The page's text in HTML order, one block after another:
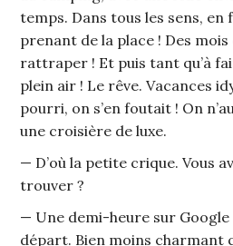
temps. Dans tous les sens, en
prenant de la place ! Des
rattraper ! Et puis tant qu’à
plein air ! Le rêve. Vacances
pourri, on s’en foutait ! On
une croisière de luxe.
— D’où la petite crique. Vous
trouver ?
— Une demi-heure sur Google
départ. Bien moins charmant